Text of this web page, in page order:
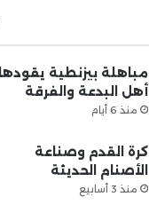
مباهلة بيزنطية يقودها
أهل البدعة والفرقة
منذ 6 أيام
كرة القدم وصناعة
الأصنام الحديثة
منذ 3 أسابيع